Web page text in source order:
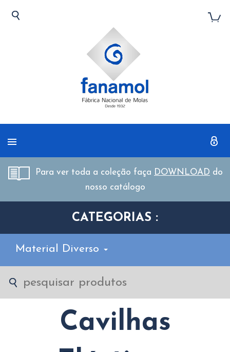
Para ver toda a coleção faça DOWNLOAD do
nosso catálogo
CATEGORIAS :
Material Diverso
Cavilhas